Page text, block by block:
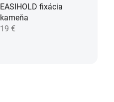
EASIHOLD fixácia
kameňa
19 €